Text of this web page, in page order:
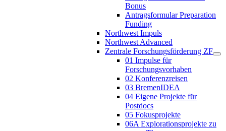
Bonus
Antragsformular Preparation
Funding
Northwest Impuls
Northwest Advanced
Zentrale Forschungsförderung ZF
01 Impulse für
Forschungsvorhaben
02 Konferenzreisen
03 BremenIDEA
04 Eigene Projekte für
Postdocs
05 Fokusprojekte
06A Explorationsprojekte zu